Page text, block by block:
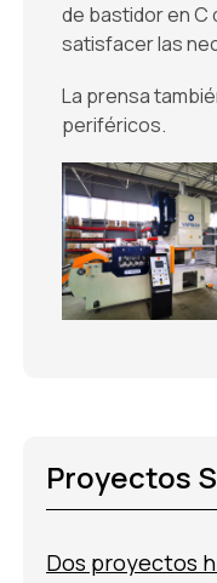
de bastidor en C
satisfacer las
La prensa
periféricos.
Proyectos
Dos proyectos